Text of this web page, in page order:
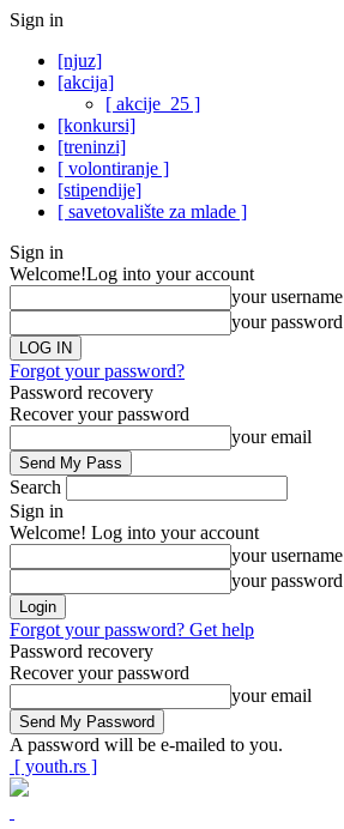
Sign in
[njuz]
[akcija]
[ akcije_25 ]
[konkursi]
[treninzi]
[ volontiranje ]
[stipendije]
[ savetovalište za mlade ]
Sign in
Welcome!Log into your account
your username
your password
Forgot your password?
Password recovery
Recover your password
your email
Search
Sign in
Welcome! Log into your account
your username
your password
Forgot your password? Get help
Password recovery
Recover your password
your email
A password will be e-mailed to you.
[ youth.rs ]